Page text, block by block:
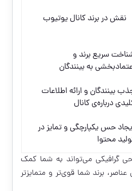
نقش در برند کانال یوتیوب
سریع برند و
به بینندگان
بینندگان و ارائه اطلاعات
درباره‌ی کانال
حس یکپارچگی و تمایز در
محتوا
گرافیکی می‌تواند به شما کمک
عناصر، برند شما قوی‌تر و متمایزتر